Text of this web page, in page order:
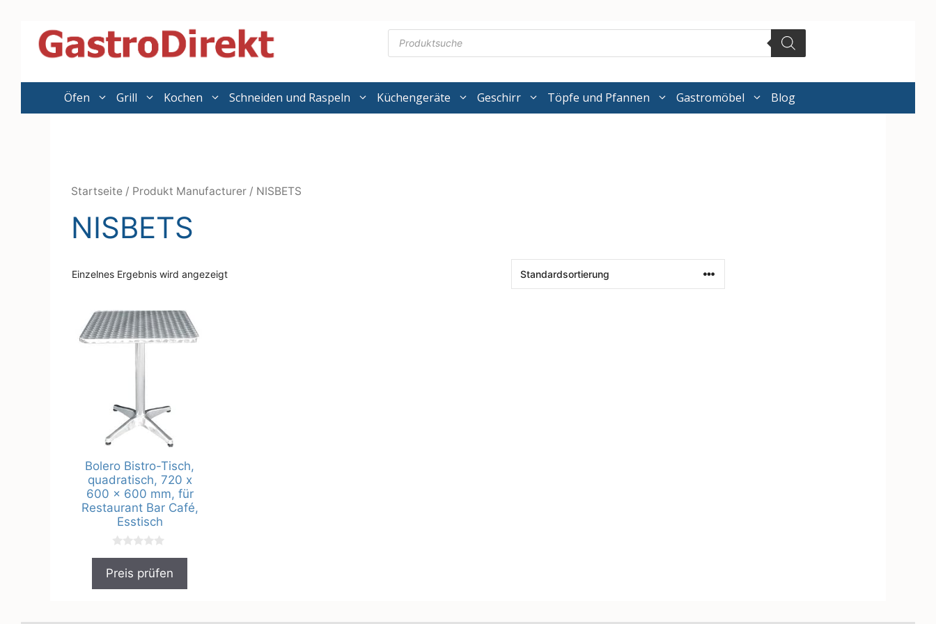
Zum
Inhalt
Products
search
Öfen Grill Kochen Schneiden und Raspeln Küchengeräte Geschirr Töpfe und Pfannen Gastromöbel Blog
Startseite / Produkt Manufacturer / NISBETS
NISBETS
Einzelnes Ergebnis wird angezeigt
Bolero Bistro-Tisch,
quadratisch, 720 x
600 x 600 mm, für
Restaurant Bar Café,
Esstisch
o
Preis prüfen